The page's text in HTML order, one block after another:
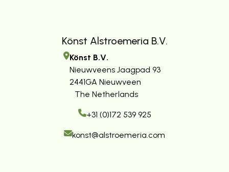
Könst Alstroemeria B.V.
Könst B.V.
Nieuwveens Jaagpad 93
2441GA Nieuwveen
The Netherlands
+31 (0)172 539 925
konst@alstroemeria.com